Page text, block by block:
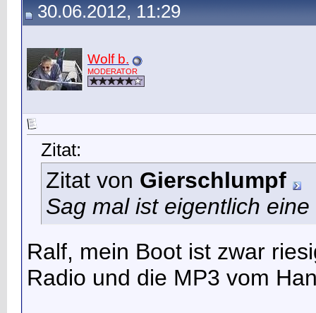
30.06.2012, 11:29
Wolf b.
MODERATOR
Zitat:
Zitat von Gierschlumpf
Sag mal ist eigentlich
Ralf, mein Boot ist zwar
Radio und die MP3 vom